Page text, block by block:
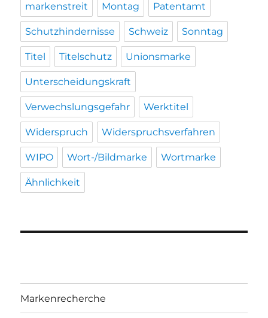
markenstreit Montag Patentamt
Schutzhindernisse Schweiz Sonntag
Titel Titelschutz Unionsmarke
Unterscheidungskraft
Verwechslungsgefahr Werktitel
Widerspruch Widerspruchsverfahren
WIPO Wort-/Bildmarke Wortmarke
Ähnlichkeit
Markenrecherche